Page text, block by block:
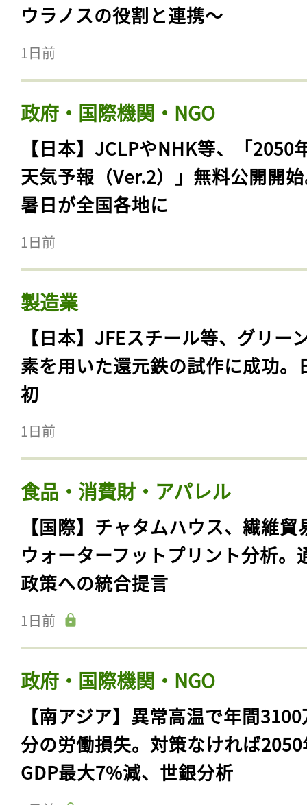
ウラノスの役割と連携〜
1日前
政府・国際機関・NGO
【日本】JCLPやNHK等、「2050
天気予報（Ver.2）」無料公開開
暑日が全国各地に
1日前
製造業
【日本】JFEスチール等、グリー
素を用いた還元鉄の試作に成功。
初
1日前
食品・消費財・アパレル
【国際】チャタムハウス、繊維貿
ウォーターフットプリント分析。
政策への統合提言
1日前
政府・国際機関・NGO
【南アジア】異常高温で年間
分の労働損失。対策なければ
GDP最大7%減、世銀分析